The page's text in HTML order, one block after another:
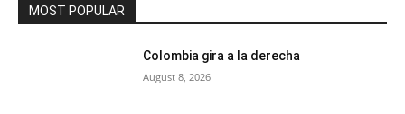
MOST POPULAR
Colombia gira a la derecha
August 8, 2026